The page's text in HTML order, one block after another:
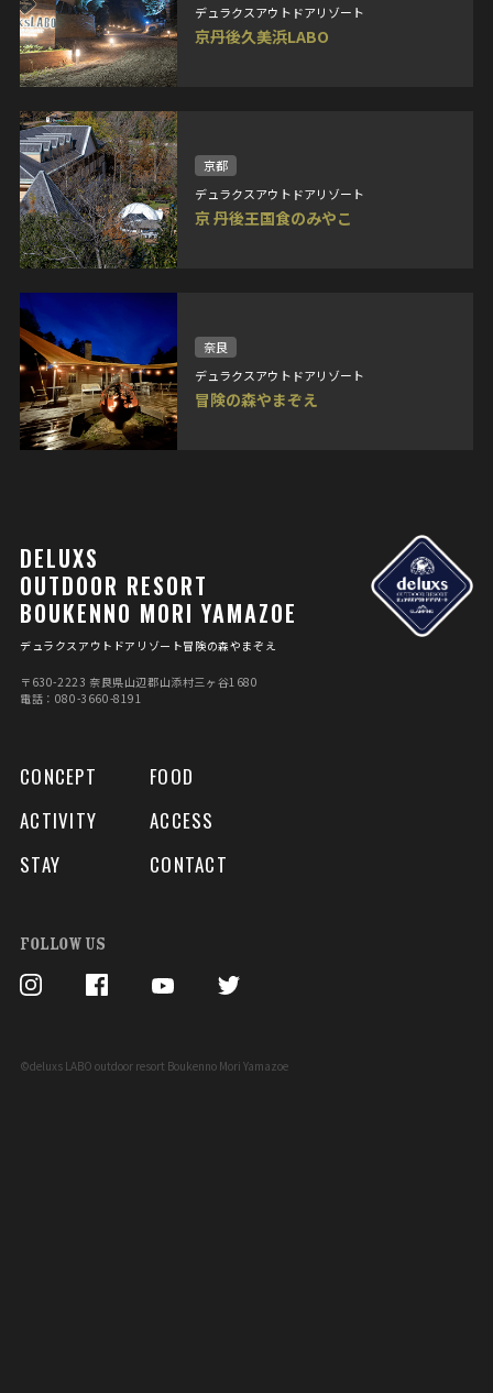
デュラクスアウトドアリゾート
京丹後久美浜LABO
京都
デュラクスアウトドアリゾート
京 丹後王国食のみやこ
奈良
デュラクスアウトドアリゾート
冒険の森やまぞえ
DELUXS
OUTDOOR RESORT
BOUKENNO MORI YAMAZOE
デュラクスアウトドアリゾート冒険の森やまぞえ
〒630-2223 奈良県⼭辺郡⼭添村三ヶ⾕1680
電話：080-3660-8191
CONCEPT
ACTIVITY
STAY
FOOD
ACCESS
CONTACT
FOLLOW US
©deluxs LABO outdoor resort Boukenno Mori Yamazoe